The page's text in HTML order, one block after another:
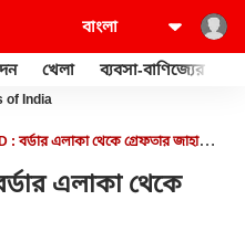
খেলা ব্যবসা-বাণিজ্যের
of India
এলাকা থেকে গ্রেফতার জাহাঙ্গির
এলাকা থেকে